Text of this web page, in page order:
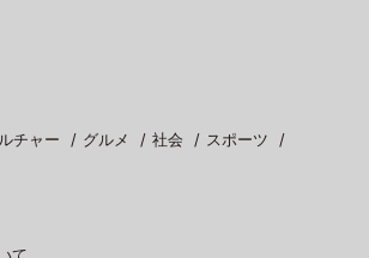
チャー グルメ 社会
スポーツ